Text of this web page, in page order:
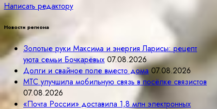
Написать редактору
Новости региона
Золотые руки Максима и энергия Ларисы: рецепт
уюта семьи Бочкарёвых 07.08.2026
Долги и свайное поле вместо дома 07.08.2026
МТС улучшила мобильную связь в посёлке связистов
07.08.2026
«Почта России» доставила 1,8 млн электронных